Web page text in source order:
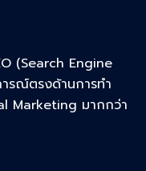
(Search Engine
รณ์ตรงด้านการทำ
Marketing มากกว่า